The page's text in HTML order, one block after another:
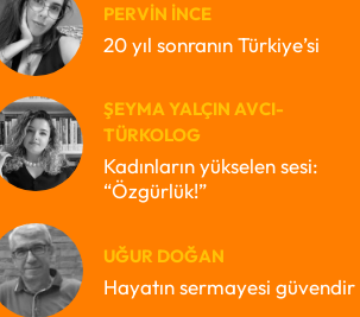
PERVIN İNCE
20 yıl sonranın Türkiye’si
ŞEYMA YALÇIN AVCI-
TÜRKOLOG
Kadınların yükselen sesi:
“Özgürlük!”
UĞUR DOĞAN
Hayatın sermayesi güvendir